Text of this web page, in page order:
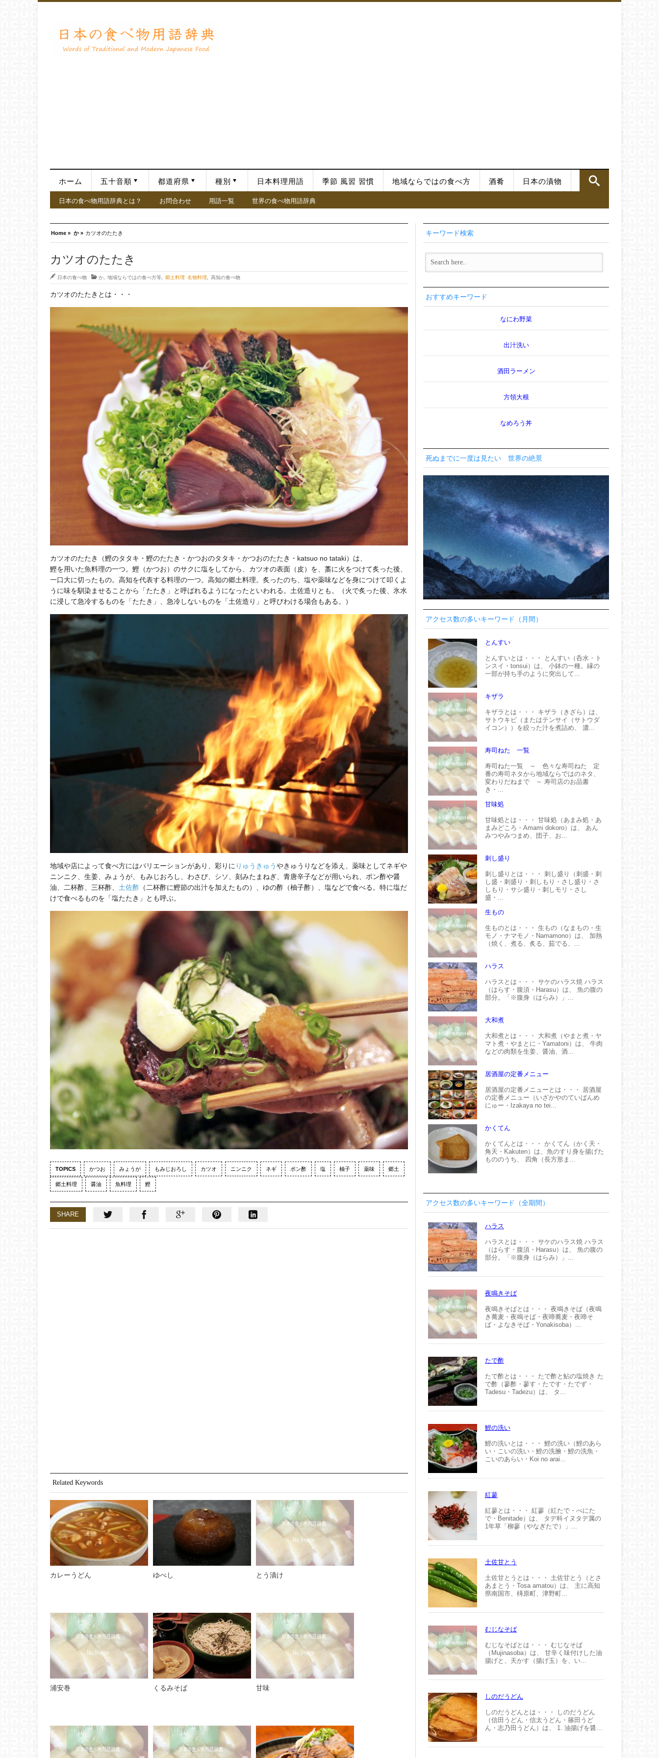
ホーム 五十音順 都道府県 種別 日本料理用語 季節 風習 習慣 地域ならではの食べ方 酒肴 日本の漬物
日本の食べ物用語辞典とは？ お問合わせ 用語一覧 世界の食べ物用語辞典
Home » か » カツオのたたき
カツオのたたき
日本の食べ物 か 地域ならではの食べ方等 郷土料理 名物料理 高知の食べ物
カツオのたたきとは・・・
カツオのたたき（鰹のタタキ・鰹のたたき・かつおのタタキ・かつおのたたき・katsuo no tataki）は、
鰹を用いた魚料理の一つ。鰹（かつお）のサクに塩をしてから、カツオの表面（皮）を、藁に火をつけて炙った後、
一口大に切ったもの。高知を代表する料理の一つ。高知の郷土料理。炙ったのち、塩や薬味などを身につけて叩くよ
うに味を馴染ませることから「たたき」と呼ばれるようになったといわれる。土佐造りとも。（火で炙った後、氷水
に浸して急冷するものを「たたき」、急冷しないものを「土佐造り」と呼びわける場合もある。）
地域や店によって食べ方にはバリエーションがあり、彩りに りゅうきゅうやきゅうりなどを添え、薬味としてネギや
ニンニク、生姜、みょうが、もみじおろし、わさび、シソ、刻みたまねぎ、青唐辛子などが用いられ、ポン酢や醤
油、二杯酢、三杯酢、 土佐酢 （二杯酢に鰹節の出汁を加えたもの）、ゆの酢（柚子酢）、塩などで食べる。特に塩だ
けで食べるものを「塩たたき」とも呼ぶ。
TOPICS かつお みょうが もみじおろし カツオ ニンニク ネギ ポン酢 塩 柚子 薬味 郷土
郷土料理 醤油 魚料理 鰹
SHARE
Related Keywords
カレーうどん ゆべし とう漬け
浦安巻 くるみそば 甘味
キーワード検索
おすすめキーワード
なにわ野菜
出汁洗い
酒田ラーメン
方領大根
なめろう丼
死ぬまでに一度は見たい 世界の絶景
アクセス数の多いキーワード（月間）
とんすい
とんすいとは・・・ とんすい（呑水・ト
ンスイ・tonsui）は、 小鉢の一種。縁の
一部が持ち手のように突出して...
キザラ
キザラとは・・・ キザラ（きざら）は、
サトウキビ（またはテンサイ（サトウダ
イコン））を絞った汁を煮詰め、 濃...
寿司ねた 一覧
寿司ねた一覧 ～ 色々な寿司ねた 定
番の寿司ネタから地域ならではのネタ、
変わりだねまで ～ 寿司店のお品書
き・...
甘味処
甘味処とは・・・ 甘味処（あまみ処・あ
まみどころ・Amami dokoro）は、 あん
みつやみつまめ、団子、お...
刺し盛り
刺し盛りとは・・・ 刺し盛り（刺盛・刺
し盛・刺盛り・刺しもり・さし盛り・さ
しもり・サシ盛り・刺しモリ・さし
盛・...
生もの
生ものとは・・・ 生もの（なまもの・生
モノ・ナマモノ・Namamono）は、 加熱
（焼く、煮る、炙る、茹でる、...
ハラス
ハラスとは・・・ サケのハラス焼 ハラス
（はらす・腹須・Harasu）は、 魚の腹の
部分。「※腹身（はらみ）」...
大和煮
大和煮とは・・・ 大和煮（やまと煮・ヤ
マト煮・やまとに・Yamatoni）は、 牛肉
などの肉類を生姜、醤油、酒...
居酒屋の定番メニュー
居酒屋の定番メニューとは・・・ 居酒屋
の定番メニュー（いざかやのていばんめ
にゅー・Izakaya no tei...
かくてん
かくてんとは・・・ かくてん（かく天・
角天・Kakuten）は、魚のすり身を揚げた
もののうち、 四角（長方形ま...
アクセス数の多いキーワード（全期間）
ハラス
ハラスとは・・・ サケのハラス焼 ハラス
（はらす・腹須・Harasu）は、 魚の腹の
部分。「※腹身（はらみ）」...
夜鳴きそば
夜鳴きそばとは・・・ 夜鳴きそば（夜鳴
き蕎麦・夜鳴そば・夜啼蕎麦・夜啼そ
ば・よなきそば・Yonakisoba）...
たで酢
たで酢とは・・・ たで酢と鮎の塩焼き た
で酢（蓼酢・蓼す・たです・たでず・
Tadesu・Tadezu）は、 タ...
鯉の洗い
鯉の洗いとは・・・ 鯉の洗い（鯉のあら
い・こいの洗い・鯉の洗膾・鯉の洗魚・
こいのあらい・Koi no arai...
紅蓼
紅蓼とは・・・ 紅蓼（紅たで・べにた
で・Benitade）は、 タデ科イヌタデ属の
1年草「柳蓼（やなぎたで）」...
土佐甘とう
土佐甘とうとは・・・ 土佐甘とう（とさ
あまとう・Tosa amatou）は、 主に高知
県南国市、梼原町、津野町...
むじなそば
むじなそばとは・・・ むじなそば
（Mujinasoba）は、 甘辛く味付けした油
揚げと、天かす（揚げ玉）を、い...
しのだうどん
しのだうどんとは・・・ しのだうどん
（信田うどん・信太うどん・篠田うど
ん・志乃田うどん）は、 1. 油揚げを醤...